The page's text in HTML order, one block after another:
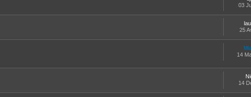
03
25
14
14